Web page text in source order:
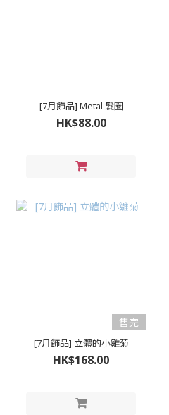
[7月飾品] Metal 髮圈
HK$88.00
售完
[7月飾品] 立體的小雛菊
HK$168.00